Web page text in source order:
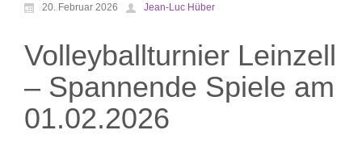
20. Februar 2026 Jean-Luc Hüber
Volleyballturnier Leinzell
– Spannende Spiele am
01.02.2026